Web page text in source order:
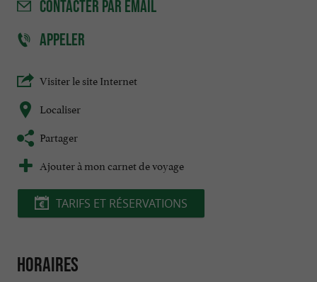
CONTACTER PAR EMAIL
APPELER
Visiter le site Internet
Localiser
Partager
Ajouter à mon carnet de voyage
TARIFS ET RÉSERVATIONS
Horaires